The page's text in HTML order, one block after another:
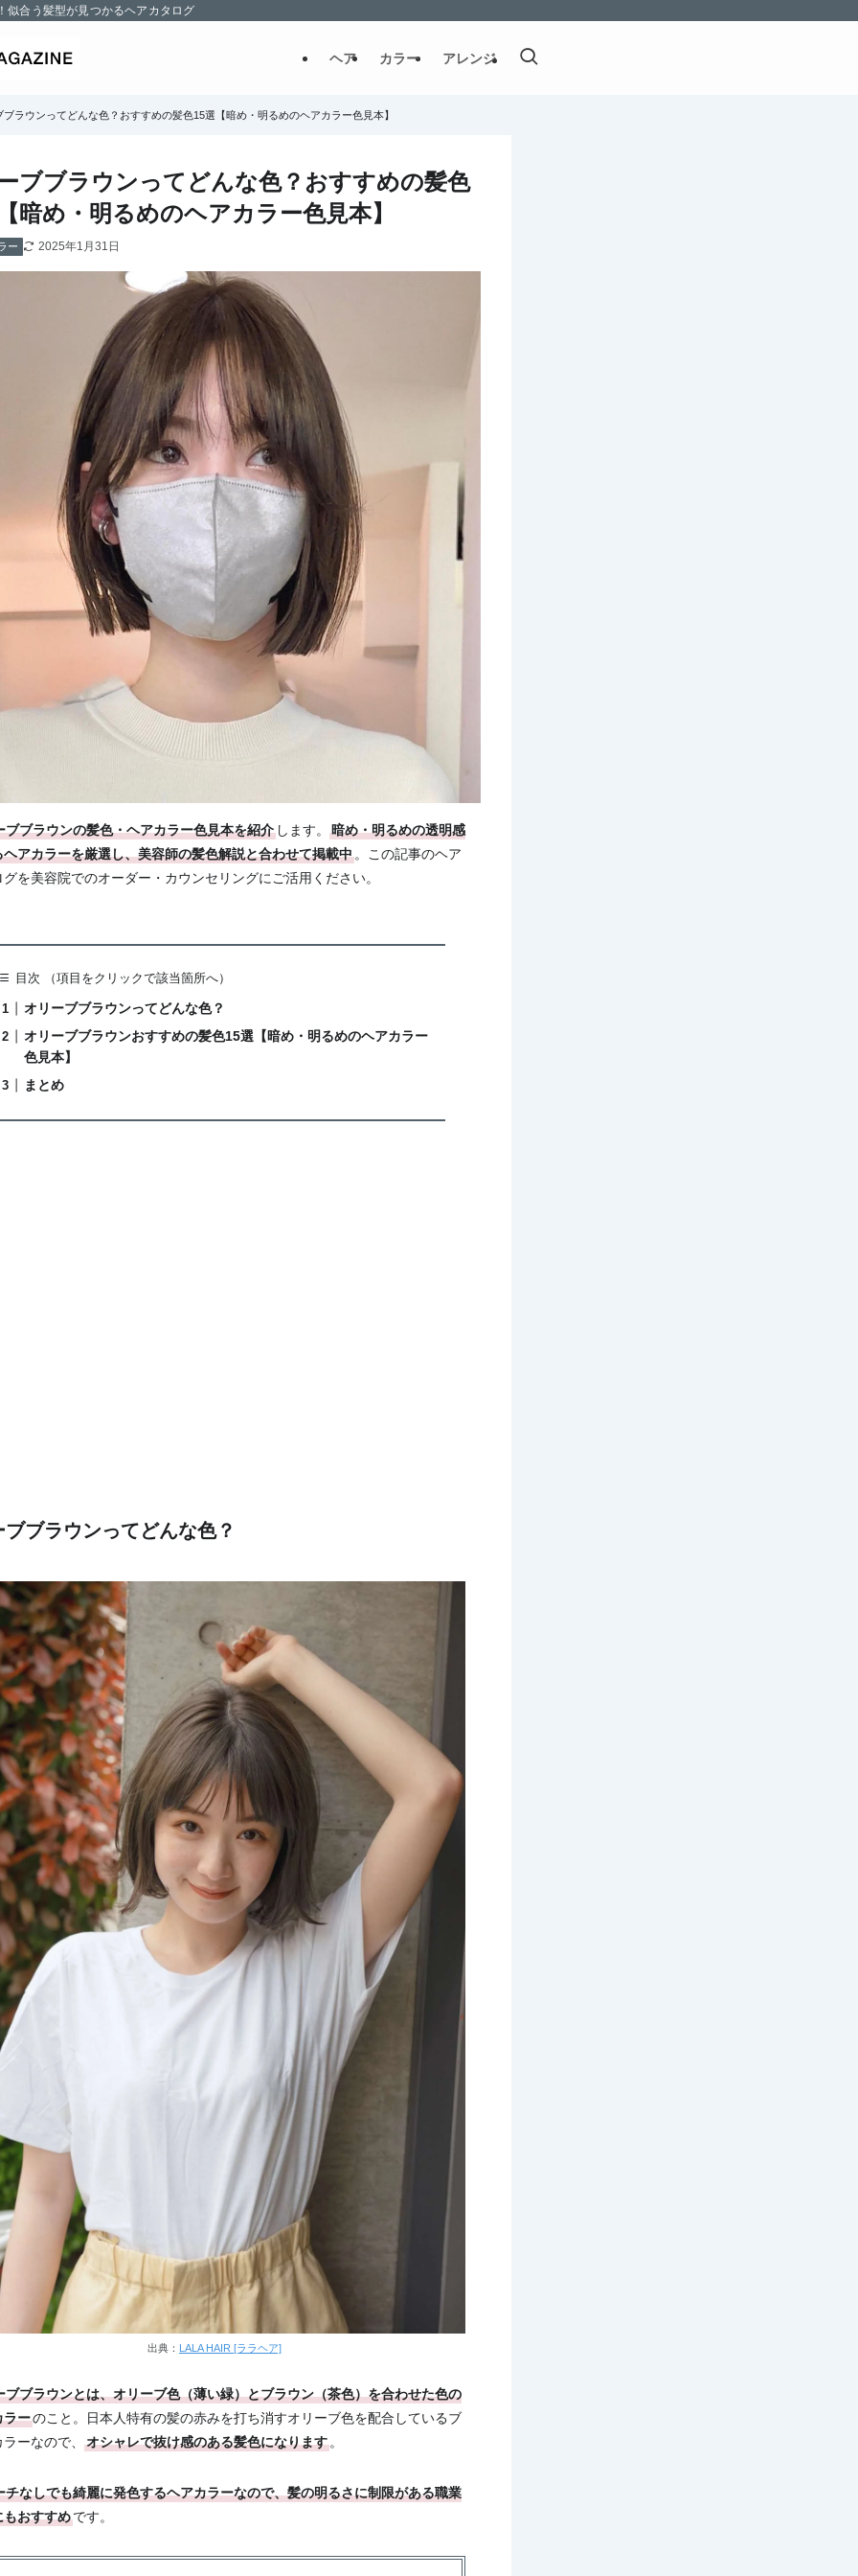
似合う髪型が見つかるヘアカタログ
ヘア カラー アレンジ
ブラウンってどんな色？おすすめの髪色15選【暗め・明るめのヘアカラー色見本】
ブブラウンってどんな色？おすすめの髪色
暗め・明るめのヘアカラー色見本】
ー 2025年1月31日
ブブラウンの髪色・ヘアカラー色見本を紹介 します。
暗め・明るめの透明感
ヘアカラーを厳選し、美容師の髪色解説と合わせて掲載中。この記事のヘア
を美容院でのオーダー・カウンセリングにご活用ください。
目次 （項目をクリックで該当箇所へ）
オリーブブラウンってどんな色？
オリーブブラウンおすすめの髪色15選【暗め・明るめのヘアカラー
色見本】
まとめ
ブブラウンってどんな色？
出典： LALA HAIR [ララヘア]
ブブラウンとは、オリーブ色（薄い緑）とブラウン（茶色）を合わせた色の
ラーのこと。日本人特有の髪の赤みを打ち消すオリーブ色を配合しているブ
ーなので、
オシャレで抜け感のある髪色になります 。
チなしでも綺麗に発色するヘアカラーなので、髪の明るさに制限がある職業
もおすすめです。